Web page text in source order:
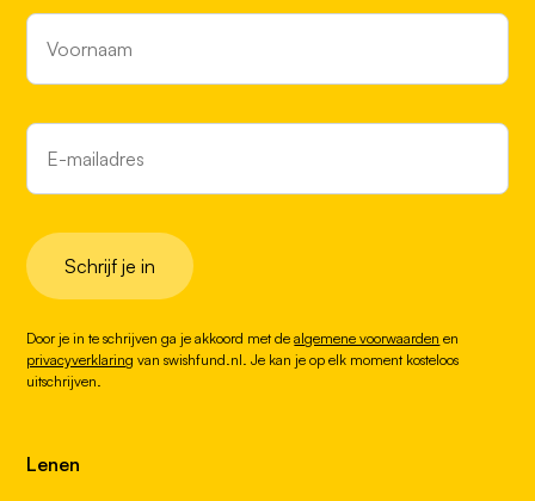
Schrijf je in
Door je in te schrijven ga je akkoord met dealgemene voorwaarden en
privacyverklaring van swishfund.nl. Je kan je op elk moment kosteloos
uitschrijven.
Lenen